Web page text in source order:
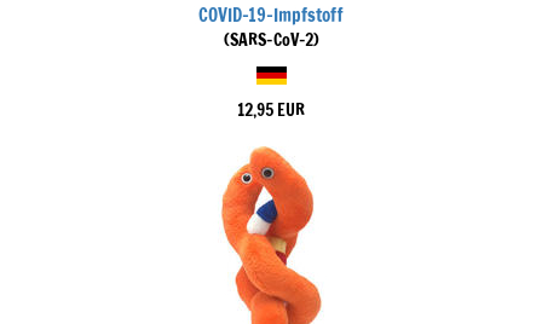
COVID-19-Impfstoff
(SARS-CoV-2)
12,95 EUR